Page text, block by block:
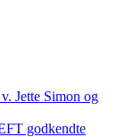
Jette Simon og
godkendte